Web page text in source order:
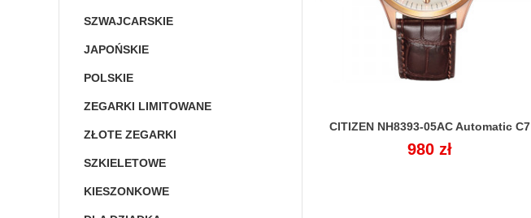
SZWAJCARSKIE
JAPOŃSKIE
POLSKIE
ZEGARKI LIMITOWANE
ZŁOTE ZEGARKI
SZKIELETOWE
KIESZONKOWE
CITIZEN NH8393-05AC Automatic C7
Cena
980 zł
